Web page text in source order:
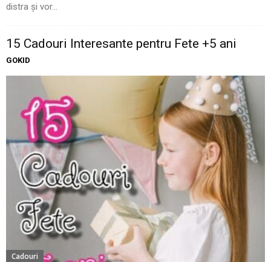
distra și vor...
15 Cadouri Interesante pentru Fete +5 ani
GOKID
Cadouri